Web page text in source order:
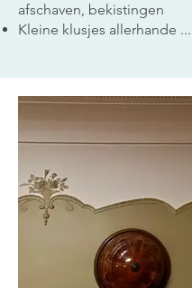
afschaven, bekistingen
Kleine klusjes allerhande ...